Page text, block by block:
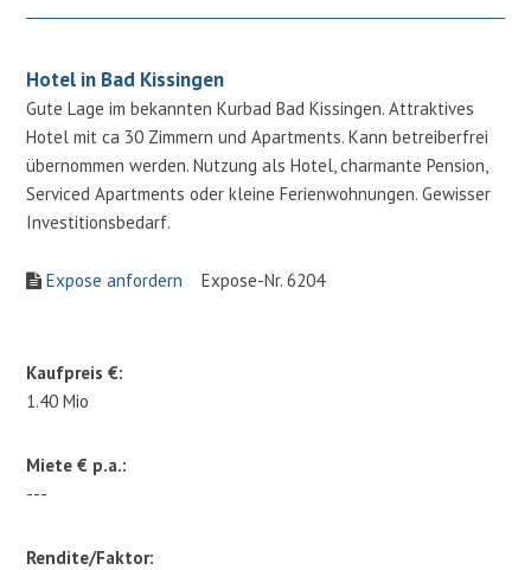
Hotel in Bad Kissingen
Gute Lage im bekannten Kurbad Bad Kissingen. Attraktives
Hotel mit ca 30 Zimmern und Apartments. Kann betreiberfrei
übernommen werden. Nutzung als Hotel, charmante Pension,
Serviced Apartments oder kleine Ferienwohnungen. Gewisser
Investitionsbedarf.
Expose anfordern Expose-Nr. 6204
Kaufpreis €:
1.40 Mio
Miete € p.a.:
---
Rendite/Faktor: